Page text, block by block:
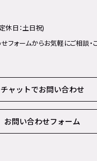
休日：土日祝)
フォームからお気軽にご相談
チャットでお問い合わせ
お問い合わせフォーム